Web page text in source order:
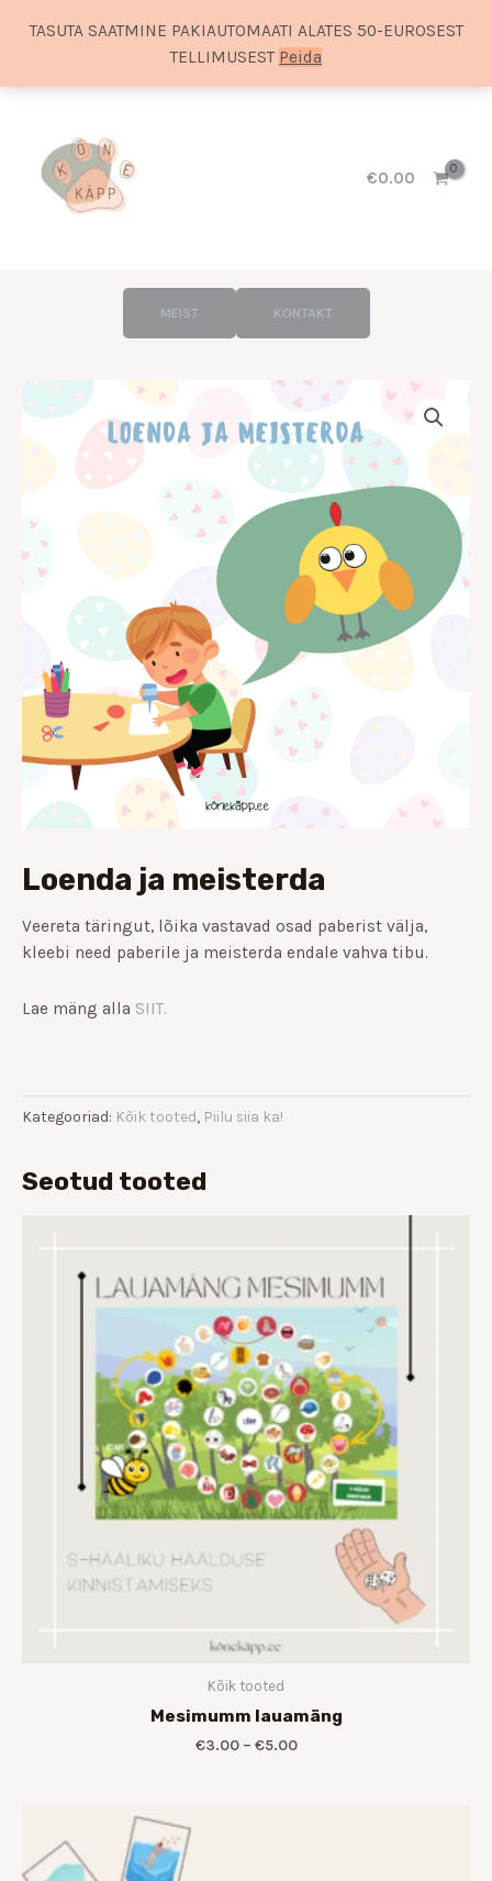
TASUTA SAATMINE PAKIAUTOMAATI ALATES 50-EUROSEST
TELLIMUSEST Peida
content
€0.00
MEIST KONTAKT
Loenda ja meisterda
Veereta täringut, lõika vastavad osad paberist välja,
kleebi need paberile ja meisterda endale vahva tibu.
Lae mäng alla SIIT.
Kategooriad: Kõik tooted, Piilu siia ka!
Seotud tooted
Kõik tooted
Mesimumm lauamäng
€3.00 – €5.00
€5.00